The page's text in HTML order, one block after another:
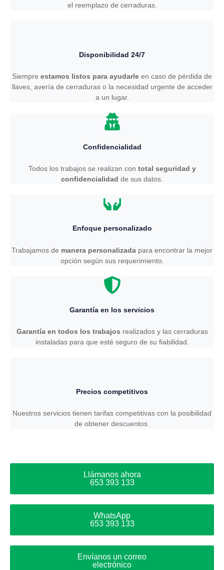
el reemplazo de cerraduras.
Disponibilidad 24/7
Siempre estamos listos para ayudarle en caso de pérdida de
llaves, avería de cerraduras o la necesidad urgente de acceder
a un lugar.
Confidencialidad
Todos los trabajos se realizan con total seguridad y
confidencialidad de sus datos.
Enfoque personalizado
Trabajamos de manera personalizada para encontrar la mejor
opción según sus requerimiento.
Garantía en los servicios
Garantía en todos los trabajos realizados y las cerraduras
instaladas para que esté seguro de su fiabilidad.
Precios competitivos
Nuestros servicios tienen tarifas competitivas con la posibilidad
de obtener descuentos.
Llámanos ahora
653 393 133
WhatsApp
653 393 133
Envíanos un correo
electrónico